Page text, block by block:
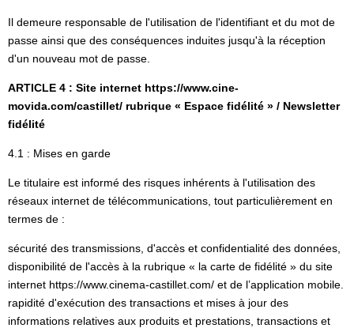
Il demeure responsable de l'utilisation de l'identifiant et du mot de
passe ainsi que des conséquences induites jusqu'à la réception
d'un nouveau mot de passe.
ARTICLE 4 : Site internet https://www.cine-
movida.com/castillet/ rubrique « Espace fidélité » / Newsletter
fidélité
4.1 : Mises en garde
Le titulaire est informé des risques inhérents à l'utilisation des
réseaux internet de télécommunications, tout particulièrement en
termes de :
sécurité des transmissions, d'accès et confidentialité des données,
disponibilité de l'accès à la rubrique « la carte de fidélité » du site
internet https://www.cinema-castillet.com/ et de l’application mobile.
rapidité d'exécution des transactions et mises à jour des
informations relatives aux produits et prestations, transactions et